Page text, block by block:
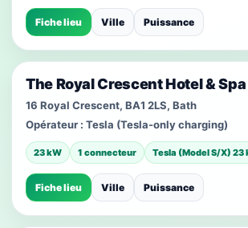
Fiche lieu Ville Puissance
The Royal Crescent Hotel & Spa
16 Royal Crescent, BA1 2LS, Bath
Opérateur : Tesla (Tesla-only charging)
23 kW 1 connecteur Tesla (Model S/X) 23
Fiche lieu Ville Puissance